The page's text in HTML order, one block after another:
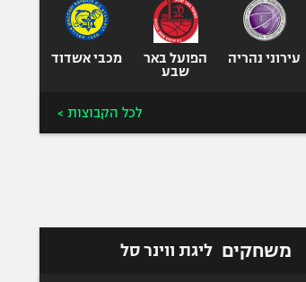
ספורט אתגרי
ואקסטרים
אומנויות לחימה
עירוני נהריה
הפועל באר
שבע
מכבי אשדוד
לכל הקבוצות >
משחקים ליגת ווינר סל